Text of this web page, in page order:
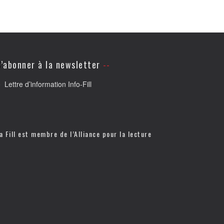
à la newsletter
Lettre d’information Info-Fill
Fill est membre de l’Alliance pour la lecture